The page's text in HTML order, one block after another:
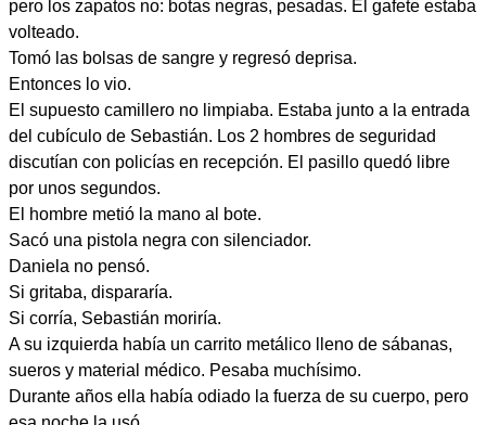
pero los zapatos no: botas negras, pesadas. El gafete estaba
volteado.
Tomó las bolsas de sangre y regresó deprisa.
Entonces lo vio.
El supuesto camillero no limpiaba. Estaba junto a la entrada
del cubículo de Sebastián. Los 2 hombres de seguridad
discutían con policías en recepción. El pasillo quedó libre
por unos segundos.
El hombre metió la mano al bote.
Sacó una pistola negra con silenciador.
Daniela no pensó.
Si gritaba, dispararía.
Si corría, Sebastián moriría.
A su izquierda había un carrito metálico lleno de sábanas,
sueros y material médico. Pesaba muchísimo.
Durante años ella había odiado la fuerza de su cuerpo, pero